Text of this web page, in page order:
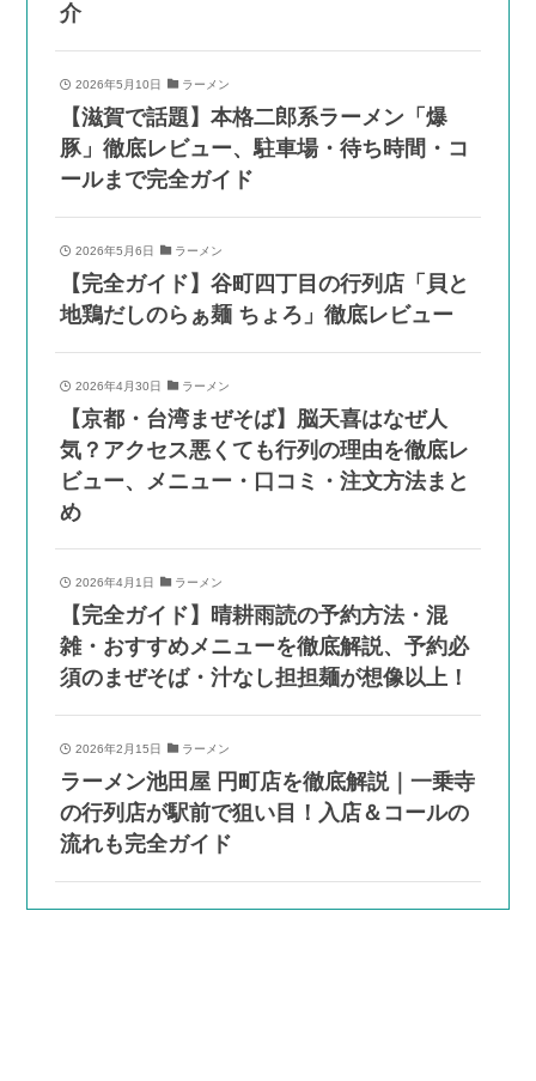
介
2026年5月10日 ラーメン
【滋賀で話題】本格二郎系ラーメン「爆
豚」徹底レビュー、駐車場・待ち時間・コ
ールまで完全ガイド
2026年5月6日 ラーメン
【完全ガイド】谷町四丁目の行列店「貝と
地鶏だしのらぁ麺 ちょろ」徹底レビュー
2026年4月30日 ラーメン
【京都・台湾まぜそば】脳天喜はなぜ人
気？アクセス悪くても行列の理由を徹底レ
ビュー、メニュー・口コミ・注文方法まと
め
2026年4月1日 ラーメン
【完全ガイド】晴耕雨読の予約方法・混
雑・おすすめメニューを徹底解説、予約必
須のまぜそば・汁なし担担麺が想像以上！
2026年2月15日 ラーメン
ラーメン池田屋 円町店を徹底解説｜一乗寺
の行列店が駅前で狙い目！入店＆コールの
流れも完全ガイド